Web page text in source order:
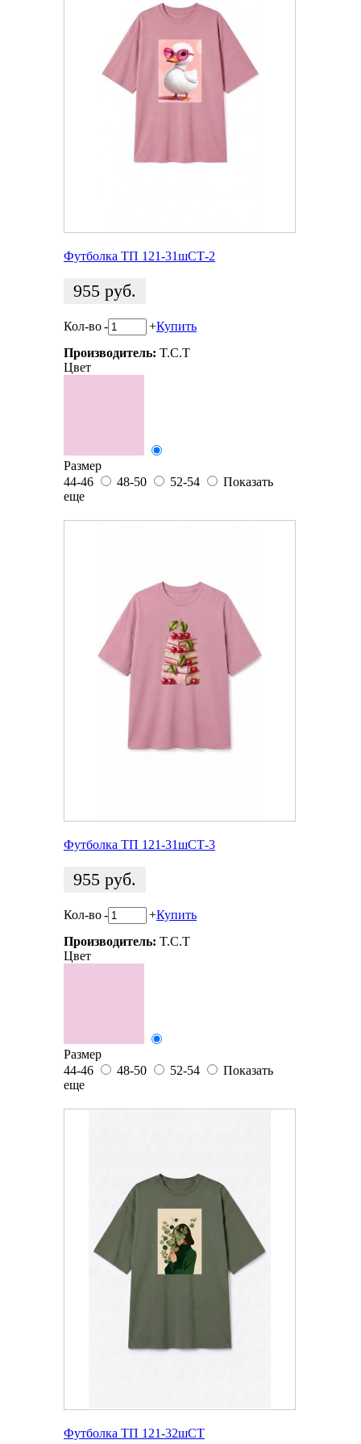
Футболка ТП 121-31шСТ-2
955 руб.
Кол-во- +Купить
Производитель: T.C.T
Цвет
Размер
44-46
48-50 52-54
Показать
еще
Футболка ТП 121-31шСТ-3
955 руб.
Кол-во- +Купить
Производитель: T.C.T
Цвет
Размер
44-46
48-50 52-54
Показать
еще
Футболка ТП 121-32шСТ